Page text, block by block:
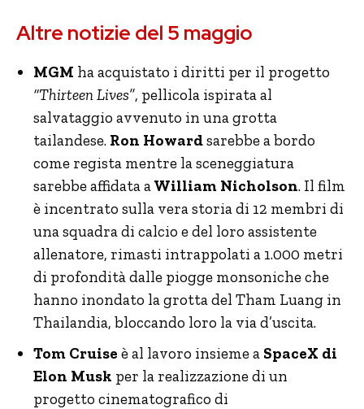
Altre notizie del 5 maggio
MGM ha acquistato i diritti per il progetto
“Thirteen Lives”, pellicola ispirata al
salvataggio avvenuto in una grotta
tailandese. Ron Howardsarebbe a bordo
come regista mentre la sceneggiatura
sarebbe affidata aWilliam Nicholson. Il film
è incentrato sulla vera storia di 12 membri di
una squadra di calcio e del loro assistente
allenatore, rimasti intrappolati a 1.000 metri
di profondità dalle piogge monsoniche che
hanno inondato la grotta del Tham Luang in
Thailandia, bloccando loro la via d’uscita.
Tom Cruise è al lavoro insieme a SpaceX di
Elon Musk per la realizzazione di un
progetto cinematografico di